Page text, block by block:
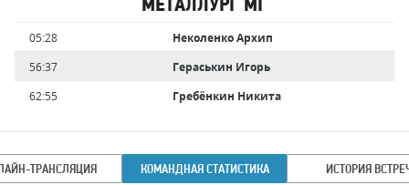
МЕТАЛЛУРГ МГ
Время Имя
игрока
05:28
Неколенко Архип
56:37
Гераськин Игорь
62:55
Гребёнкин Никита
ТРАНСЛЯЦИЯ КОМАНДНАЯ СТАТИСТИКА ИСТОРИЯ